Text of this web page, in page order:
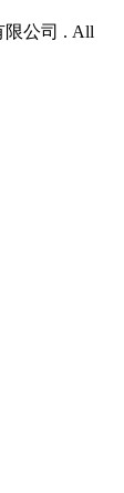
限公司 . All